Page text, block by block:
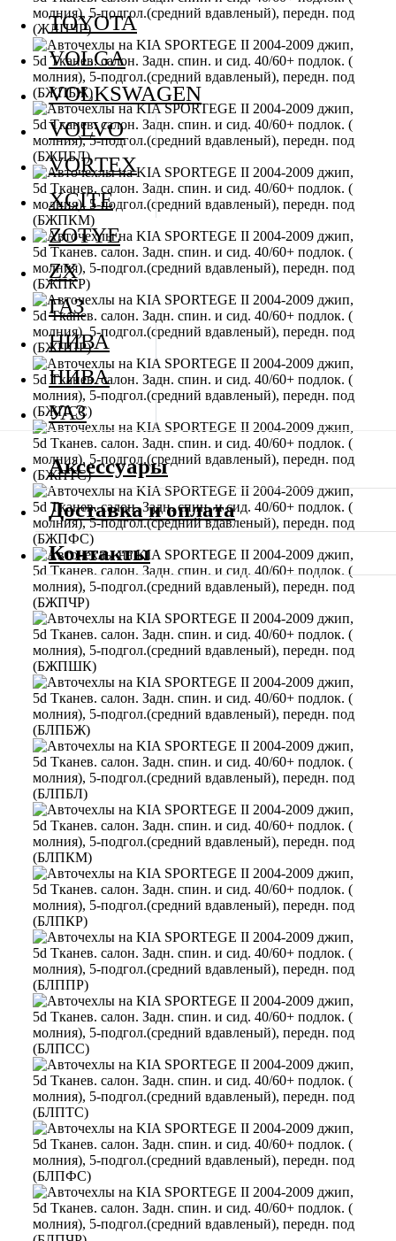
TOYOTA
VOLGA
VOLKSWAGEN
VOLVO
VORTEX
XCITE
ZOTYE
ZX
ГАЗ
НИВА
НИВА
УАЗ
Аксессуары
Доставка и оплата
Контакты